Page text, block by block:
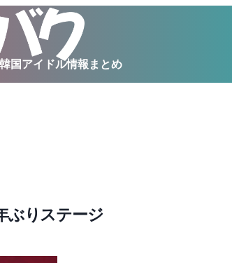
国アイドル情報まとめ
ぶりステージ